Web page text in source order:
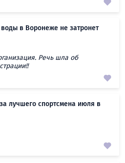
в Воронеже не затронет
Речь шла об
лучшего спортсмена июля в